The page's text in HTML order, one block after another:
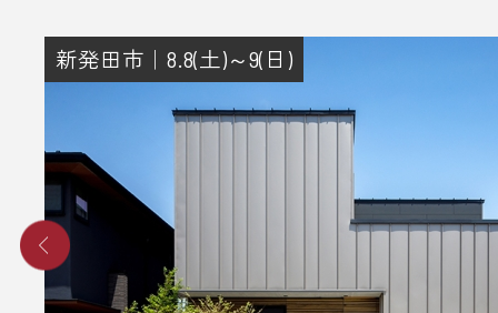
4. 後日、弊社からプレゼントをメー
送りさせていただきます。
■ その他、プレゼントに関する注意
・初めてディテールホームグループ
いただく方のみ対象とさせていだき
をご検討されているお客様のみ対象
新発田市｜8.8(土)～9(日)